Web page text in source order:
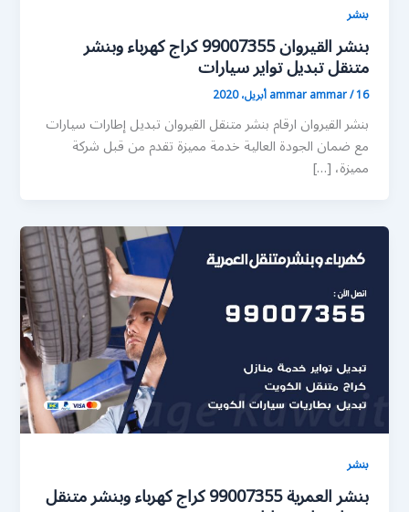
بنشر
بنشر القيروان 99007355 كراج كهرباء وبنشر
متنقل تبديل تواير سيارات
ammar ammar/16 أبريل، 2020
بنشر القيروان ارقام بنشر متنقل القيروان تبديل إطارات سيارات
مع ضمان الجودة العالية خدمة مميزة تقدم من قبل شركة
مميزة، […]
بنشر
بنشر العمرية 99007355 كراج كهرباء وبنشر متنقل